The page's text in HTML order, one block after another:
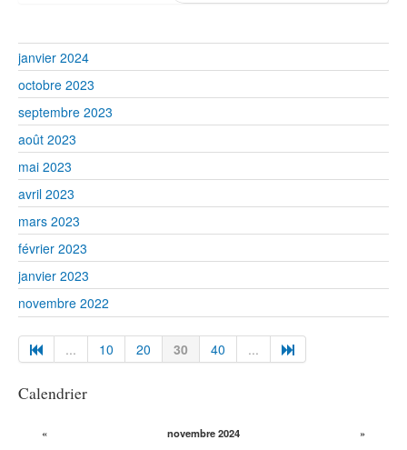
janvier 2024
octobre 2023
septembre 2023
août 2023
mai 2023
avril 2023
mars 2023
février 2023
janvier 2023
novembre 2022
... 10 20 30 40 ...
Calendrier
« novembre 2024
»